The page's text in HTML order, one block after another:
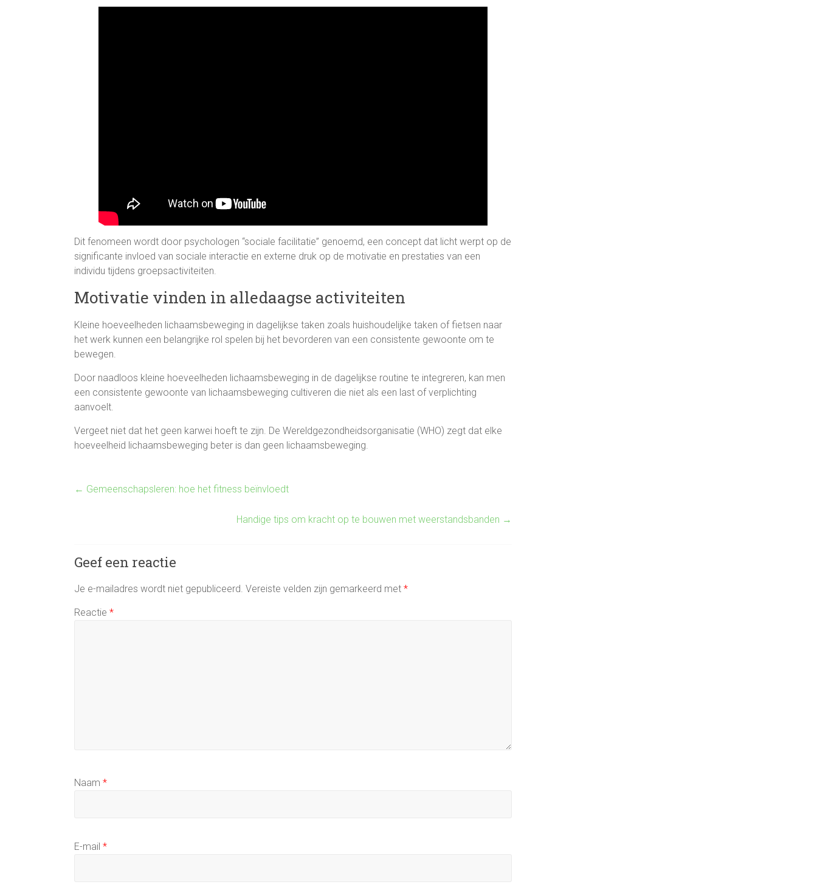
Dit fenomeen wordt door psychologen “sociale facilitatie” genoemd, een concept dat licht werpt op de
significante invloed van sociale interactie en externe druk op de motivatie en prestaties van een
individu tijdens groepsactiviteiten.
Motivatie vinden in alledaagse activiteiten
Kleine hoeveelheden lichaamsbeweging in dagelijkse taken zoals huishoudelijke taken of fietsen naar
het werk kunnen een belangrijke rol spelen bij het bevorderen van een consistente gewoonte om te
bewegen.
Door naadloos kleine hoeveelheden lichaamsbeweging in de dagelijkse routine te integreren, kan men
een consistente gewoonte van lichaamsbeweging cultiveren die niet als een last of verplichting
aanvoelt.
Vergeet niet dat het geen karwei hoeft te zijn. De Wereldgezondheidsorganisatie (WHO) zegt dat elke
hoeveelheid lichaamsbeweging beter is dan geen lichaamsbeweging.
← Gemeenschapsleren: hoe het fitness beïnvloedt
Handige tips om kracht op te bouwen met weerstandsbanden →
Geef een reactie
Je e-mailadres wordt niet gepubliceerd. Vereiste velden zijn gemarkeerd met *
Reactie *
Naam *
E-mail *